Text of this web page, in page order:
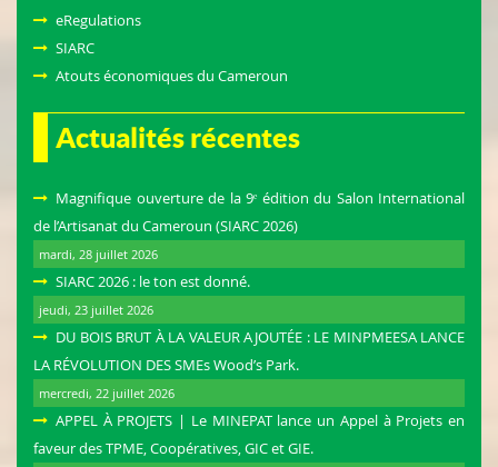
eRegulations
SIARC
Atouts économiques du Cameroun
Actualités récentes
Magnifique ouverture de la 9ᵉ édition du Salon International
de l’Artisanat du Cameroun (SIARC 2026)
mardi, 28 juillet 2026
SIARC 2026 : le ton est donné.
jeudi, 23 juillet 2026
DU BOIS BRUT À LA VALEUR AJOUTÉE : LE MINPMEESA LANCE
LA RÉVOLUTION DES SMEs Wood’s Park.
mercredi, 22 juillet 2026
APPEL À PROJETS | Le MINEPAT lance un Appel à Projets en
faveur des TPME, Coopératives, GIC et GIE.